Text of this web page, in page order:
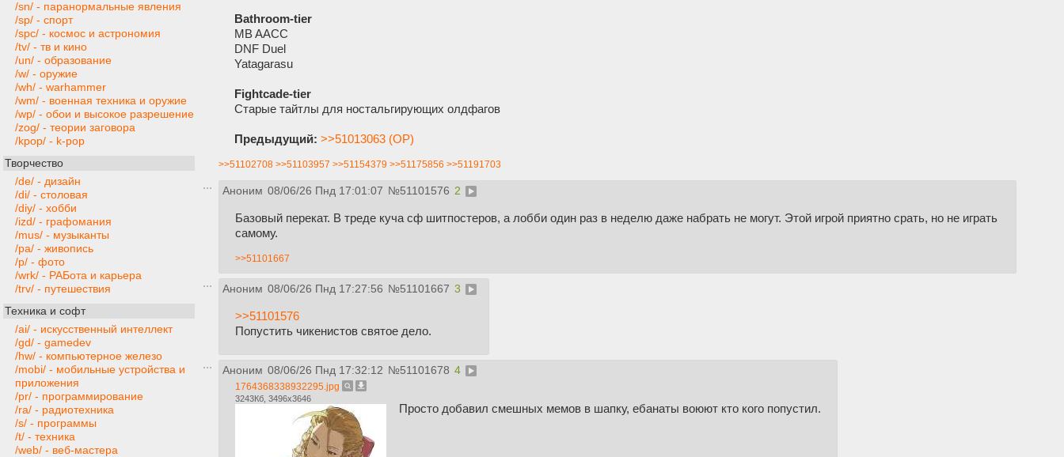
/sn/ - паранормальные явления
/sp/ - спорт
/spc/ - космос и астрономия
/tv/ - тв и кино
/un/ - образование
/w/ - оружие
/wh/ - warhammer
/wm/ - военная техника и оружие
/wp/ - обои и высокое разрешение
/zog/ - теории заговора
/kpop/ - k-pop
Творчество
/de/ - дизайн
/di/ - столовая
/diy/ - хобби
/izd/ - графомания
/mus/ - музыканты
/pa/ - живопись
/p/ - фото
/wrk/ - РАБота и карьера
/trv/ - путешествия
Техника и софт
/ai/ - искусственный интеллект
/gd/ - gamedev
/hw/ - компьютерное железо
/mobi/ - мобильные устройства и
приложения
/pr/ - программирование
/ra/ - радиотехника
/s/ - программы
/t/ - техника
/web/ - веб-мастера
Bathroom-tier
MB AACC
DNF Duel
Yatagarasu
Fightcade-tier
Старые тайтлы для ностальгирующих олдфагов
Предыдущий: >>51013063 (OP)
>>51102708 >>51103957 >>51154379 >>51175856 >>51191703
Аноним 08/06/26 Пнд 17:01:07 №51101576 2
Базовый перекат. В треде куча сф шитпостеров, а лобби один раз в неделю даже набрать не могут. Этой игрой приятно срать, но не играть
самому.
>>51101667
Аноним 08/06/26 Пнд 17:27:56 №51101667 3
>>51101576
Попустить чикенистов святое дело.
Аноним 08/06/26 Пнд 17:32:12 №51101678 4
1764368338932295.jpg
3243Кб, 3496x3646
Просто добавил смешных мемов в шапку, ебанаты воюют кто кого попустил.